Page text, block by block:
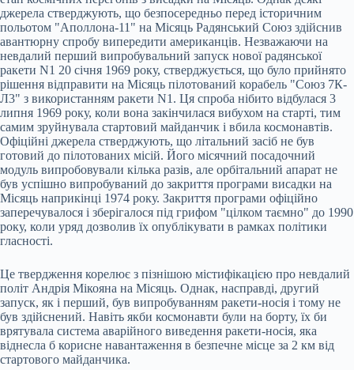
джерела стверджують, що безпосередньо перед історичним
польотом "Аполлона-11" на Місяць Радянський Союз здійснив
авантюрну спробу випередити американців. Незважаючи на
невдалий перший випробувальний запуск нової радянської
ракети N1 20 січня 1969 року, стверджується, що було прийнято
рішення відправити на Місяць пілотований корабель "Союз 7К-
Л3" з використанням ракети N1. Ця спроба нібито відбулася 3
липня 1969 року, коли вона закінчилася вибухом на старті, тим
самим зруйнувала стартовий майданчик і вбила космонавтів.
Офіційні джерела стверджують, що літальний засіб не був
готовий до пілотованих місій. Його місячний посадочний
модуль випробовували кілька разів, але орбітальний апарат не
був успішно випробуваний до закриття програми висадки на
Місяць наприкінці 1974 року. Закриття програми офіційно
заперечувалося і зберігалося під грифом "цілком таємно" до 1990
року, коли уряд дозволив їх опублікувати в рамках політики
гласності.
Це твердження корелює з пізнішою містифікацією про невдалий
політ Андрія Мікояна на Місяць. Однак, насправді, другий
запуск, як і перший, був випробуванням ракети-носія і тому не
був здійснений. Навіть якби космонавти були на борту, їх би
врятувала система аварійного виведення ракети-носія, яка
віднесла б корисне навантаження в безпечне місце за 2 км від
стартового майданчика.